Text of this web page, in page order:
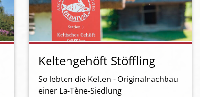
Keltengehöft Stöffling
So lebten die Kelten - Originalnachbau
einer La-Tène-Siedlung